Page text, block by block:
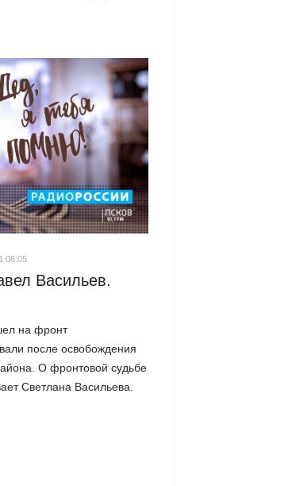
08:05
Васильев.
на фронт
после освобождения
О фронтовой судьбе
Светлана Васильева.